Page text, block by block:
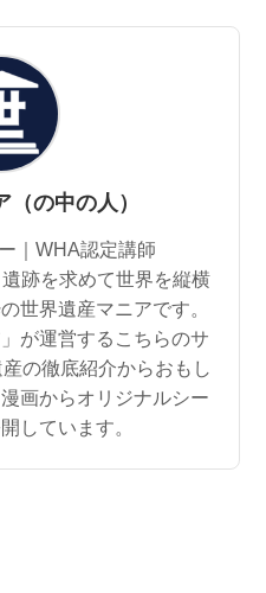
の中の人）
｜WHA認定講師
跡を求めて世界を縦横
世界遺産マニアです。
が運営するこちらのサ
の徹底紹介からおもし
画からオリジナルシー
しています。